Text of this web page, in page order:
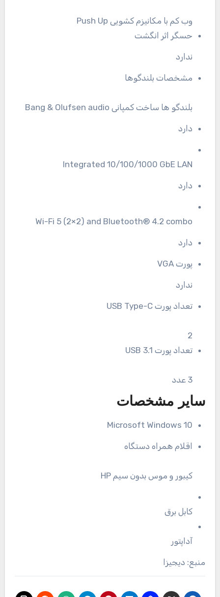
وب کم با مکانیزم کشویی Push Up
حسگر اثر انگشت
ندارد
مشخصات بلندگوها
بلندگو ها ساخت کمپانی Bang & Olufsen audio
دارد
Integrated 10/100/1000 GbE LAN
دارد
Wi-Fi 5 (2×2) and Bluetooth® 4.2 combo
دارد
پورت VGA
ندارد
تعداد پورت USB Type-C
2
تعداد پورت USB 3.1
3 عدد
سایر مشخصات
Microsoft Windows 10
اقلام همراه دستگاه
کیبور و موس بدون سیم HP
کابل برق
آداپتور
منبع: دیجیزا